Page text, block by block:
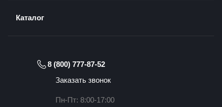
Каталог
8 (800) 777-87-52
Заказать звонок
Пн-Пт: 8:00-17:00